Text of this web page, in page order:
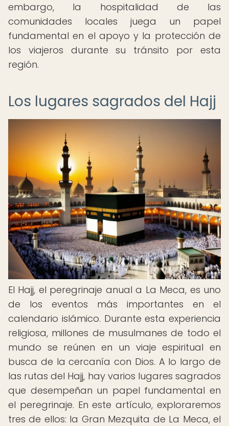
embargo, la hospitalidad de las
comunidades locales juega un papel
fundamental en el apoyo y la protección de
los viajeros durante su tránsito por esta
región.
Los lugares sagrados del Hajj
El Hajj, el peregrinaje anual a La Meca, es uno
de los eventos más importantes en el
calendario islámico. Durante esta experiencia
religiosa, millones de musulmanes de todo el
mundo se reúnen en un viaje espiritual en
busca de la cercanía con Dios. A lo largo de
las rutas del Hajj, hay varios lugares sagrados
que desempeñan un papel fundamental en
el peregrinaje. En este artículo, exploraremos
tres de ellos: la Gran Mezquita de La Meca, el